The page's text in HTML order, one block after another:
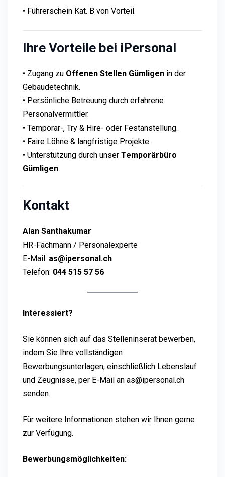
• Führerschein Kat. B von Vorteil.
Ihre Vorteile bei iPersonal
• Zugang zu Offenen Stellen Gümligen in der
Gebäudetechnik.
• Persönliche Betreuung durch erfahrene
Personalvermittler.
• Temporär-, Try & Hire- oder Festanstellung.
• Faire Löhne & langfristige Projekte.
• Unterstützung durch unser Temporärbüro
Gümligen.
Kontakt
Alan Santhakumar
HR-Fachmann / Personalexperte
E-Mail: as@ipersonal.ch
Telefon: 044 515 57 56
Interessiert?
Sie können sich auf das Stelleninserat bewerben,
indem Sie Ihre vollständigen
Bewerbungsunterlagen, einschließlich Lebenslauf
und Zeugnisse, per E-Mail an as@ipersonal.ch
senden.
Für weitere Informationen stehen wir Ihnen gerne
zur Verfügung.
Bewerbungsmöglichkeiten: